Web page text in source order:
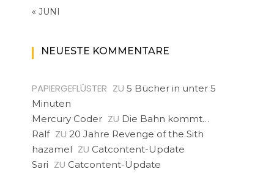
« JUNI
NEUESTE KOMMENTARE
PAPIERGEFLÜSTER ZU 5 Bücher in unter 5
Minuten
Mercury Coder ZU Die Bahn kommt…
Ralf ZU 20 Jahre Revenge of the Sith
hazamel ZU Catcontent-Update
Sari ZU Catcontent-Update